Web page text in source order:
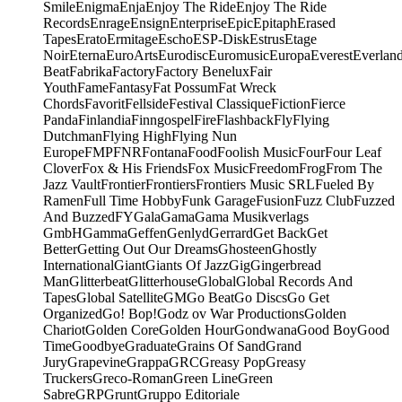
SmileEnigmaEnjaEnjoy The RideEnjoy The Ride
RecordsEnrageEnsignEnterpriseEpicEpitaphErased
TapesEratoErmitageEschoESP-DiskEstrusEtage
NoirEternaEuroArtsEurodiscEuromusicEuropaEverest
BeatFabrikaFactoryFactory BeneluxFair
YouthFameFantasyFat PossumFat Wreck
ChordsFavoritFellsideFestival ClassiqueFictionFierce
PandaFinlandiaFinngospelFireFlashbackFlyFlying
DutchmanFlying HighFlying Nun
EuropeFMPFNRFontanaFoodFoolish MusicFourFour Leaf
CloverFox & His FriendsFox MusicFreedomFrogFrom The
Jazz VaultFrontierFrontiersFrontiers Music SRLFueled By
RamenFull Time HobbyFunk GarageFusionFuzz ClubFuzzed
And BuzzedFYGalaGamaGama Musikverlags
GmbHGammaGeffenGenlydGerrardGet BackGet
BetterGetting Out Our DreamsGhosteenGhostly
InternationalGiantGiants Of JazzGigGingerbread
ManGlitterbeatGlitterhouseGlobalGlobal Records And
TapesGlobal SatelliteGMGo BeatGo DiscsGo Get
OrganizedGo! Bop!Godz ov War ProductionsGolden
ChariotGolden CoreGolden HourGondwanaGood BoyGood
TimeGoodbyeGraduateGrains Of SandGrand
JuryGrapevineGrappaGRCGreasy PopGreasy
TruckersGreco-RomanGreen LineGreen
SabreGRPGruntGruppo Editoriale